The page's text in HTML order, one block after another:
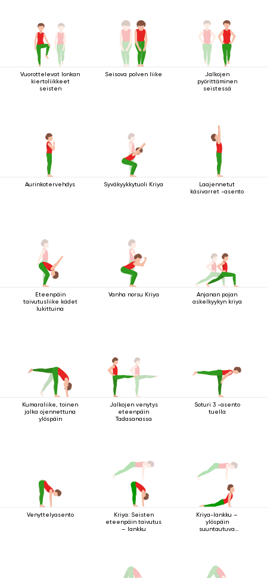
Vuorottelevat lonkan
kiertoliikkeet
seisten
Seisova polven liike
Jalkojen
pyörittäminen
seistessä
Aurinkotervehdys Syväkyykkytuoli Kriya
Laajennetut
käsivarret -asento
Eteenpäin
taivutusliike kädet
lukittuina
Vanha norsu Kriya
Anjanan pojan
askelkyykyn kriya
Kumaraliike, toinen
jalka ojennettuna
ylöspäin
Jalkojen venytys
eteenpäin
Tadasanassa
Soturi 3 -asento
tuella
Venyttelyasento
Kriya: Seisten
eteenpäin taivutus
– lankku
Kriya-lankku –
ylöspäin
suuntautuva